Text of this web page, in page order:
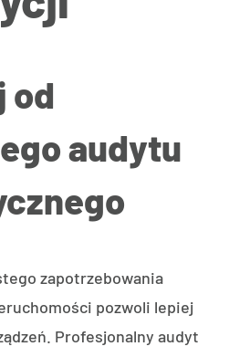
od
audytu
zapotrzebowania
pozwoli lepiej
Profesjonalny audyt